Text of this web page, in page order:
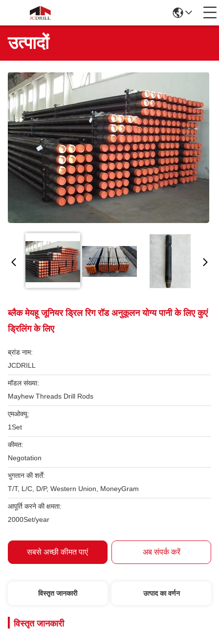
उत्पादों
ब्लैक मेयहू जूनियर ड्रिल रिग रॉड अनुकूलन योग्य पानी के लिए कुएं
ड्रिलिंग के लिए
ब्रांड नाम:
JCDRILL
मॉडल संख्या:
Mayhew Threads Drill Rods
एमओक्यू:
1Set
कीमत:
Negotation
भुगतान की शर्तें:
T/T, L/C, D/P, Western Union, MoneyGram
आपूर्ति करने की क्षमता:
2000Set/year
सबसे अच्छी कीमत पाएं अब संपर्क करें
विस्तृत जानकारी उत्पाद का वर्णन
विस्तृत जानकारी